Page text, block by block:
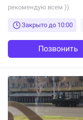
рекомендую всем ))
Закрыто до 10:00
Позвонить